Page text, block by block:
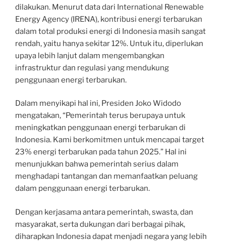
dilakukan. Menurut data dari International Renewable
Energy Agency (IRENA), kontribusi energi terbarukan
dalam total produksi energi di Indonesia masih sangat
rendah, yaitu hanya sekitar 12%. Untuk itu, diperlukan
upaya lebih lanjut dalam mengembangkan
infrastruktur dan regulasi yang mendukung
penggunaan energi terbarukan.
Dalam menyikapi hal ini, Presiden Joko Widodo
mengatakan, “Pemerintah terus berupaya untuk
meningkatkan penggunaan energi terbarukan di
Indonesia. Kami berkomitmen untuk mencapai target
23% energi terbarukan pada tahun 2025.” Hal ini
menunjukkan bahwa pemerintah serius dalam
menghadapi tantangan dan memanfaatkan peluang
dalam penggunaan energi terbarukan.
Dengan kerjasama antara pemerintah, swasta, dan
masyarakat, serta dukungan dari berbagai pihak,
diharapkan Indonesia dapat menjadi negara yang lebih